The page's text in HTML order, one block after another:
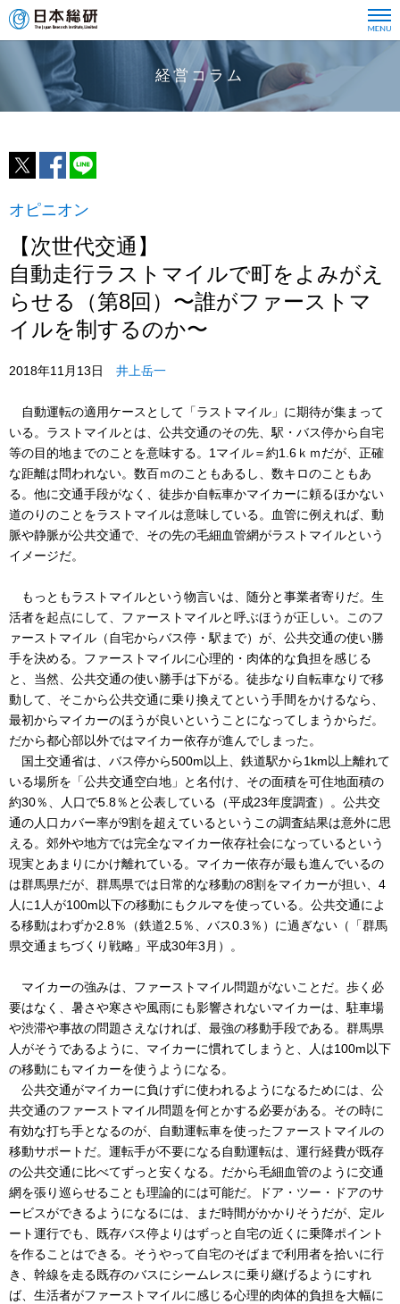
経営コラム
オピニオン
【次世代交通】
自動走行ラストマイルで町をよみがえ
らせる（第8回）〜誰がファーストマ
イルを制するのか〜
2018年11月13日 井上岳一
自動運転の適用ケースとして「ラストマイル」に期待が集まって
いる。ラストマイルとは、公共交通のその先、駅・バス停から自宅
等の目的地までのことを意味する。1マイル＝約1.6ｋｍだが、正確
な距離は問われない。数百ｍのこともあるし、数キロのこともあ
る。他に交通手段がなく、徒歩か自転車かマイカーに頼るほかない
道のりのことをラストマイルは意味している。血管に例えれば、動
脈や静脈が公共交通で、その先の毛細血管網がラストマイルという
イメージだ。
もっともラストマイルという物言いは、随分と事業者寄りだ。生
活者を起点にして、ファーストマイルと呼ぶほうが正しい。このフ
ァーストマイル（自宅からバス停・駅まで）が、公共交通の使い勝
手を決める。ファーストマイルに心理的・肉体的な負担を感じる
と、当然、公共交通の使い勝手は下がる。徒歩なり自転車なりで移
動して、そこから公共交通に乗り換えてという手間をかけるなら、
最初からマイカーのほうが良いということになってしまうからだ。
だから都心部以外ではマイカー依存が進んでしまった。
国土交通省は、バス停から500m以上、鉄道駅から1km以上離れて
いる場所を「公共交通空白地」と名付け、その面積を可住地面積の
約30％、人口で5.8％と公表している（平成23年度調査）。公共交
通の人口カバー率が9割を超えているというこの調査結果は意外に思
える。郊外や地方では完全なマイカー依存社会になっているという
現実とあまりにかけ離れている。マイカー依存が最も進んでいるの
は群馬県だが、群馬県では日常的な移動の8割をマイカーが担い、4
人に1人が100m以下の移動にもクルマを使っている。公共交通によ
る移動はわずか2.8％（鉄道2.5％、バス0.3％）に過ぎない（「群馬
県交通まちづくり戦略」平成30年3月）。
マイカーの強みは、ファーストマイル問題がないことだ。歩く必
要はなく、暑さや寒さや風雨にも影響されないマイカーは、駐車場
や渋滞や事故の問題さえなければ、最強の移動手段である。群馬県
人がそうであるように、マイカーに慣れてしまうと、人は100m以下
の移動にもマイカーを使うようになる。
公共交通がマイカーに負けずに使われるようになるためには、公
共交通のファーストマイル問題を何とかする必要がある。その時に
有効な打ち手となるのが、自動運転車を使ったファーストマイルの
移動サポートだ。運転手が不要になる自動運転は、運行経費が既存
の公共交通に比べてずっと安くなる。だから毛細血管のように交通
網を張り巡らせることも理論的には可能だ。ドア・ツー・ドアのサ
ービスができるようになるには、まだ時間がかかりそうだが、定ル
ート運行でも、既存バス停よりはずっと自宅の近くに乗降ポイント
を作ることはできる。そうやって自宅のそばまで利用者を拾いに行
き、幹線を走る既存のバスにシームレスに乗り継げるようにすれ
ば、生活者がファーストマイルに感じる心理的肉体的負担を大幅に